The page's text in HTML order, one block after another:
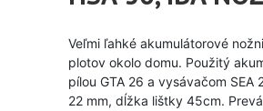
Veľmi ľahké akumulátorové
plotov okolo domu. Použitý
pílou GTA 26 a vysávačom
22 mm, dĺžka lištky 45cm.